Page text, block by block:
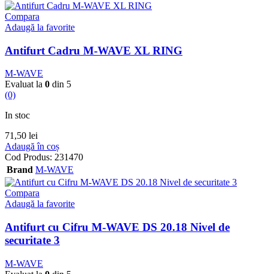
Compara
Adaugă la favorite
Antifurt Cadru M-WAVE XL RING
M-WAVE
Evaluat la 0 din 5
(0)
In stoc
71,50 lei
Adaugă în coș
Cod Produs: 231470
Brand M-WAVE
Compara
Adaugă la favorite
Antifurt cu Cifru M-WAVE DS 20.18 Nivel de
securitate 3
M-WAVE